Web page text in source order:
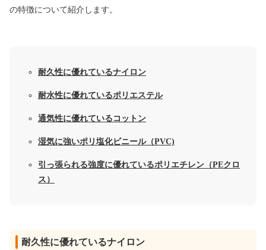
の特徴について紹介します。
耐久性に優れているナイロン
耐水性に優れているポリエステル
通気性に優れているコットン
湿気に強いポリ塩化ビニール（PVC)
引っ張られる強度に優れているポリエチレン（PEクロ
ス）
耐久性に優れているナイロン